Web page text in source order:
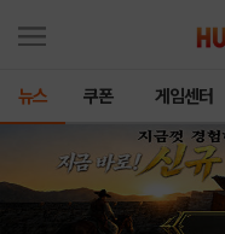
뉴스 쿠폰 게임센터